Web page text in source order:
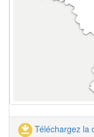
Téléchargez la